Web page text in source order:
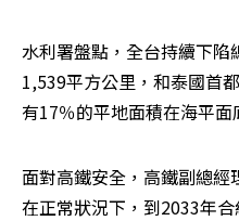
水利署盤點，全台持續下陷
1,539平方公里，和泰國首
有17％的平地面積在海平面
面對高鐵安全，高鐵副總
在正常狀況下，到2033年